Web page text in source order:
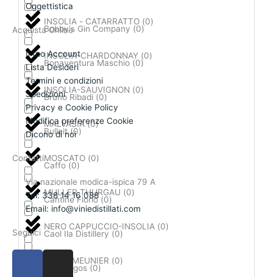
Bobby's Gin Company (0)
Bonaventura Maschio (0)
Bruno Ribadi (0)
Bulleit (0)
Caffo (0)
Cantine Florio (0)
Caol Ila Distillery (0)
Casamigos (0)
INSOLIA - CATARRATTO (0)
INSOLIA-CHARDONNAY (0)
INSOLIA-SAUVIGNON (0)
MALVASIA (0)
MOSCATO (0)
MULLER THURGAU (0)
NERO CAPPUCCIO-INSOLIA (0)
PINOT MEUNIER (0)
Oggettistica
Acquista Online
Il tuo Account
Lista Desideri
Termini e condizioni
Spedizioni
Privacy e Cookie Policy
Modifica preferenze Cookie
Dicono di noi
Contatti
Via nazionale modica-ispica 79 A
Tel: 338 14 16 088
Email: info@viniedistillati.com
Seguici